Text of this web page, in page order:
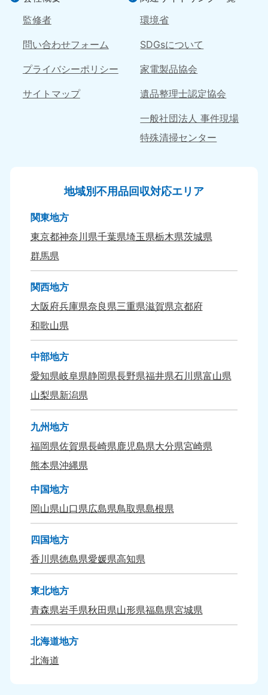
9:00〜19:00 年中無休 9:00〜19:00 年中無休
島根県
050-1881-5145
9:00〜19:00 年中無休
四国
徳島県
9:00〜19:00 年中無休
050-1880-9896
9:00〜19:00 年中無休
050-1880-9897
9:00〜19:00 年中無休
福岡県
050-1880-9895
9:00〜19:00 年中無休
佐賀県
9:00〜19:00 年中無休
050-1880-9891
9:00〜19:00 年中無休
050-1880-9889
大分県
050-1880-9893
9:00〜19:00 年中無休 9:00〜19:00 年中無休
熊本県
050-1880-9892
9:00〜19:00 年中無休
050-1880-9887
監修者
問い合わせフォーム
プライバシーポリシー
サイトマップ
環境省
SDGsについて
家電製品協会
遺品整理士認定協会
一般社団法人 事件現場
特殊清掃センター
地域別不用品回収対応エリア
関東地方
東京都神奈川県千葉県埼玉県栃木県茨城県
群馬県
関西地方
大阪府兵庫県奈良県三重県滋賀県京都府
和歌山県
中部地方
愛知県岐阜県静岡県長野県福井県石川県富山県
山梨県新潟県
九州地方
福岡県佐賀県長崎県鹿児島県大分県宮崎県
熊本県沖縄県
中国地方
岡山県山口県広島県鳥取県島根県
四国地方
香川県徳島県愛媛県高知県
東北地方
青森県岩手県秋田県山形県福島県宮城県
北海道地方
北海道